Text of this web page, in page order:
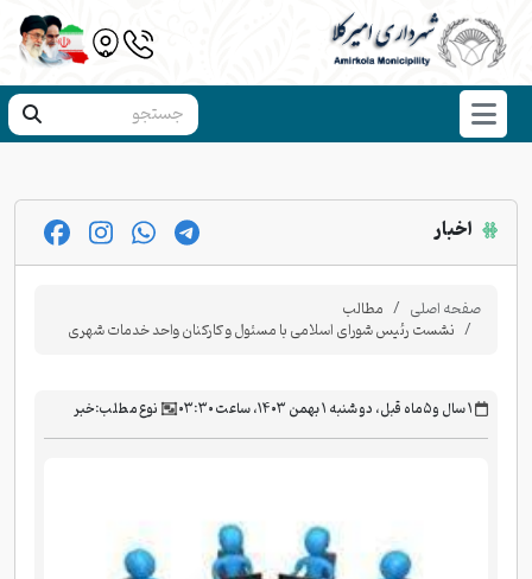
اخبار
صفحه اصلی مطالب
نشست رئیس شورای اسلامی با مسئول و کارکنان واحد خدمات شهری
‫۱ سال و ۵ ماه قبل، دو شنبه ۱ بهمن ۱۴۰۳، ساعت ۰۳:۳۰ نوع مطلب:خبر